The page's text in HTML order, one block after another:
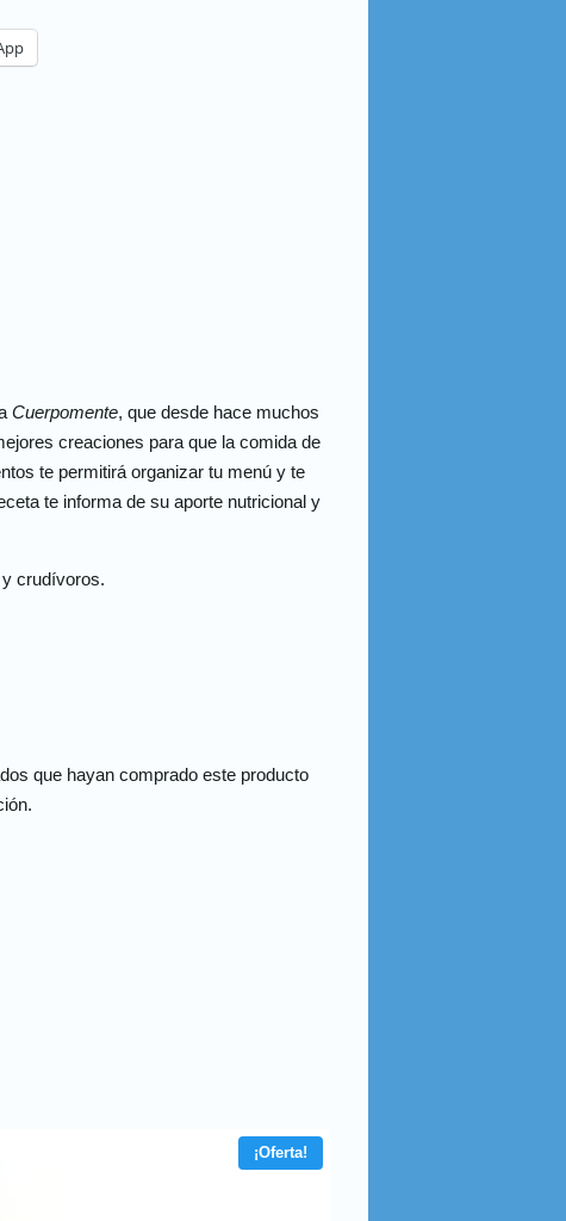
Cuerpomente, que desde hace muchos
creaciones para que la comida de
te permitirá organizar tu menú y te
te informa de su aporte nutricional y
crudívoros.
que hayan comprado este producto
¡Oferta!